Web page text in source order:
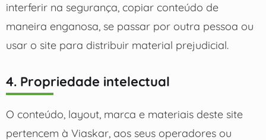
interferir na segurança, copiar conteúdo de
maneira enganosa, se passar por outra pessoa ou
usar o site para distribuir material prejudicial.
4. Propriedade intelectual
O conteúdo, layout, marca e materiais deste site
pertencem à Viaskar, aos seus operadores ou